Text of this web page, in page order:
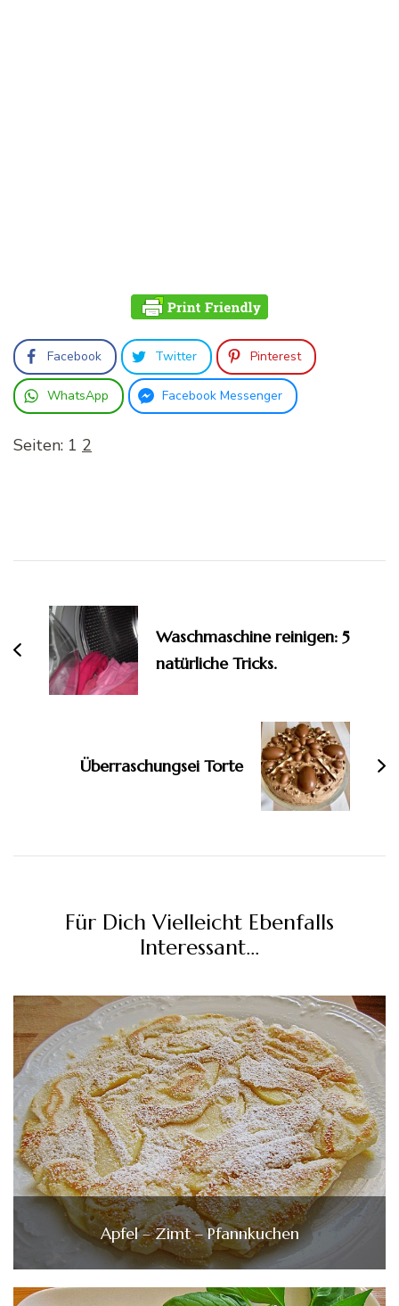
Facebook Twitter Pinterest
WhatsApp Facebook Messenger
Seiten: 1 2
Waschmaschine reinigen: 5
natürliche Tricks.
Überraschungsei Torte
Für Dich Vielleicht Ebenfalls
Interessant...
Apfel – Zimt – Pfannkuchen